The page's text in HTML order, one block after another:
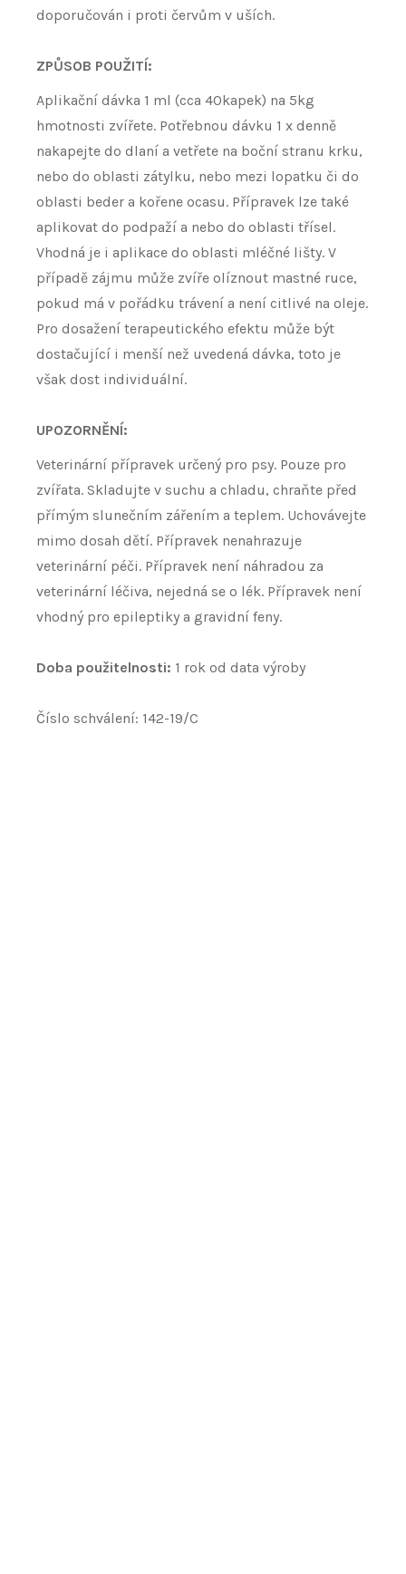
doporučován i proti červům v uších.
ZPŮSOB POUŽITÍ:
Aplikační dávka 1 ml (cca 40kapek) na 5kg
hmotnosti zvířete. Potřebnou dávku 1 x denně
nakapejte do dlaní a vetřete na boční stranu krku,
nebo do oblasti zátylku, nebo mezi lopatku či do
oblasti beder a kořene ocasu. Přípravek lze také
aplikovat do podpaží a nebo do oblasti třísel.
Vhodná je i aplikace do oblasti mléčné lišty. V
případě zájmu může zvíře olíznout mastné ruce,
pokud má v pořádku trávení a není citlivé na oleje.
Pro dosažení terapeutického efektu může být
dostačující i menší než uvedená dávka, toto je
však dost individuální.
UPOZORNĚNÍ:
Veterinární přípravek určený pro psy. Pouze pro
zvířata. Skladujte v suchu a chladu, chraňte před
přímým slunečním zářením a teplem. Uchovávejte
mimo dosah dětí. Přípravek nenahrazuje
veterinární péči. Přípravek není náhradou za
veterinární léčiva, nejedná se o lék. Přípravek není
vhodný pro epileptiky a gravidní feny.
Doba použitelnosti: 1 rok od data výroby
Číslo schválení: 142-19/C